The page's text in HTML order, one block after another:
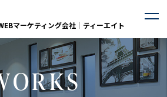
マーケティング会社｜ティーエイト